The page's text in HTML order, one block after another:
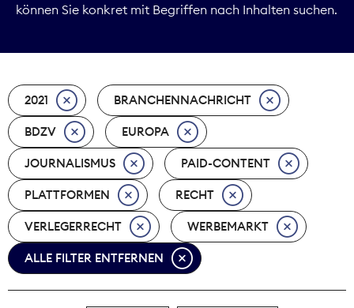
Marktdaten
Nachhaltigkeit
Nachwuchs
Nova Award
Pressefreiheit
Print
können Sie konkret mit Begriffen nach Inhalten suchen.
2021 BRANCHENNACHRICHT
BDZV EUROPA
JOURNALISMUS PAID-CONTENT
PLATTFORMEN RECHT
VERLEGERRECHT WERBEMARKT
ALLE FILTER ENTFERNEN